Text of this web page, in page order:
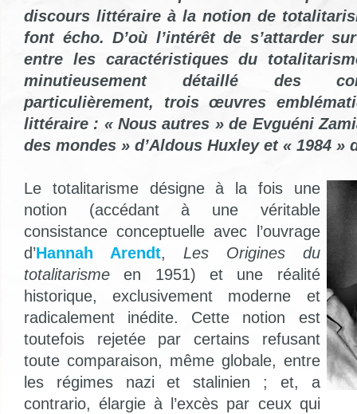
discours littéraire à la notion de
font écho. D’où l’intérêt de s’attarder
entre les caractéristiques du
minutieusement détaillé des
particulièrement, trois œuvres
littéraire : « Nous autres » de Evguéni
des mondes » d’Aldous Huxley et « 1984 »
Le totalitarisme désigne à la fois une
notion (accédant à une véritable
consistance conceptuelle avec l’ouvrage
d’Hannah Arendt, Les Origines du
totalitarismeen 1951) et une réalité
historique, exclusivement moderne et
radicalement inédite. Cette notion est
toutefois rejetée par certains refusant
toute comparaison, même globale, entre
les régimes nazi et stalinien ; et, a
contrario, élargie à l’excès par ceux qui